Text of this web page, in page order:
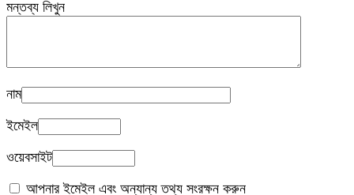
মন্তব্য লিখুন
নাম
ইমেইল
ওয়েবসাইট
আপনার ইমেইল এবং অন্যান্য তথ্য সংরক্ষন করুন